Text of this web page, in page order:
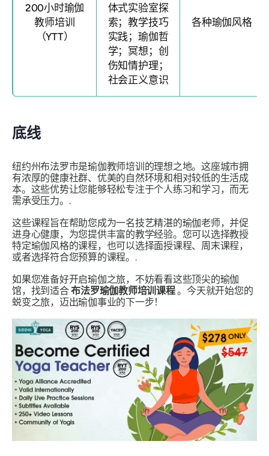
200小时瑜伽
教师培训
（YTT）
体式实验室探
索；教学技巧
实践；瑜伽哲
学；冥想；创
伤知情护理；
社会正义意识
各种瑜伽风格
底线
纽约州布法罗市是瑜伽教师培训的理想之地。这座城市拥
有浓厚的健康社群、优美的自然环境和相对较低的生活成
本。这些优势让您能够轻松专注于个人练习和学习，而无
需承受压力。.
这些课程旨在帮助您成为一名技艺精湛的瑜伽老师，并促
进身心健康，为您提供丰富的教学经验。您可以选择教授
特定瑜伽风格的课程，也可以选择面授课程、周末课程，
或者选择符合您预算的课程。.
如果您准备好开启瑜伽之旅，不妨看看这些顶尖的瑜伽
馆，找到适合布法罗瑜伽教师培训课程。今天就开始您的
蜕变之旅，迈出瑜伽事业的下一步！